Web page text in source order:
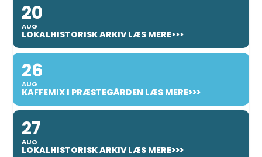
20
AUG
LOKALHISTORISK ARKIV LÆS MERE>>>
26
AUG
KAFFEMIX I PRÆSTEGÅRDEN LÆS MERE>>>
27
AUG
LOKALHISTORISK ARKIV LÆS MERE>>>